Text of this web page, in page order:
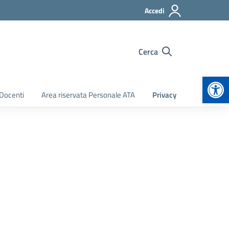
Accedi
Cerca
Area riservata Personale ATA Privacy